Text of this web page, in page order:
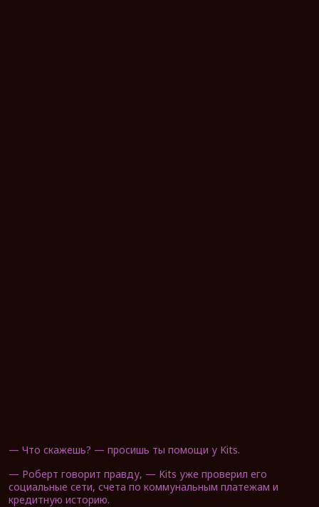
— Что скажешь? — просишь ты помощи у Kits.
— Роберт говорит правду, — Kits уже проверил его
социальные сети, счета по коммунальным платежам и
кредитную историю.